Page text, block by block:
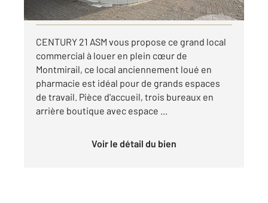
Visiter le site dédié
CENTURY 21 ASM vous propose ce grand local
commercial à louer en plein cœur de
Montmirail, ce local anciennement loué en
pharmacie est idéal pour de grands espaces
de travail. Pièce d'accueil, trois bureaux en
arrière boutique avec espace ...
Voir le détail du bien